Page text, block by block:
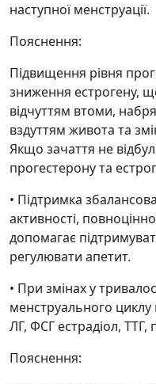
наступної менструації.
Пояснення:
Підвищення рівня
зниження естрогену,
відчуттям втоми,
вздуттям живота та
Якщо зачаття не
прогестерону та
• Підтримка
активності,
допомагає
регулювати апетит.
• При змінах у
менструального
ЛГ, ФСГ естрадіол, ТТГ,
Пояснення: